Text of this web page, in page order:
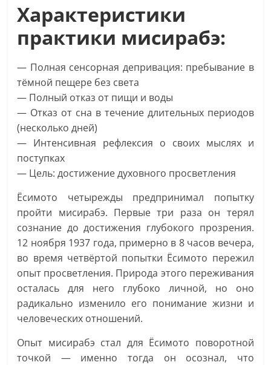
Характеристики
практики мисирабэ:
— Полная сенсорная депривация: пребывание в
тёмной пещере без света
— Полный отказ от пищи и воды
— Отказ от сна в течение длительных периодов
(несколько дней)
— Интенсивная рефлексия о своих мыслях и
поступках
— Цель: достижение духовного просветления
Ёсимото четырежды предпринимал попытку
пройти мисирабэ. Первые три раза он терял
сознание до достижения глубокого прозрения.
12 ноября 1937 года, примерно в 8 часов вечера,
во время четвёртой попытки Ёсимото пережил
опыт просветления. Природа этого переживания
осталась для него глубоко личной, но оно
радикально изменило его понимание жизни и
человеческих отношений.
Опыт мисирабэ стал для Ёсимото поворотной
точкой — именно тогда он осознал, что